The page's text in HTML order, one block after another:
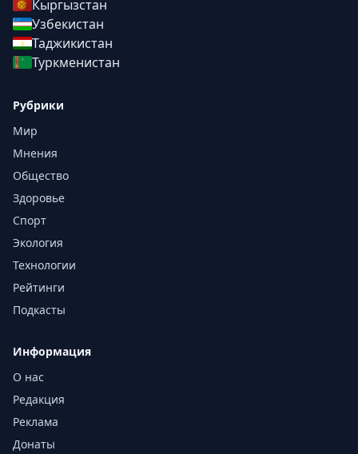
Кыргызстан
Узбекистан
Таджикистан
Туркменистан
Рубрики
Мир
Мнения
Общество
Здоровье
Спорт
Экология
Технологии
Рейтинги
Подкасты
Информация
О нас
Редакция
Реклама
Донаты